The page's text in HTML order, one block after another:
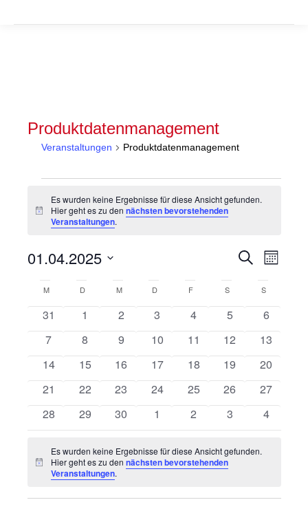
Produktdatenmanagement
Veranstaltungen Produktdatenmanagement
Hinweis
Es wurden keine Ergebnisse für diese Ansicht gefunden.
Hier geht es zu dennächsten bevorstehenden
Veranstaltungen.
Suche
und
Suche
Monat
01.04.2025
wählen.
Kalender
von
Veranstaltungen
M MONTAGD DIENSTAG
MMITTWOCH
D DONNERSTAG
F FREITAGSSAMSTAG
SSONNTAG
0
Veranstaltungen
31
0
Veranstaltungen
1
0
Veranstaltungen
2
0
Veranstaltungen
3
0
Veranstaltungen
4
0
Veranstaltungen
5
0
6
0
Veranstaltungen
7
0
Veranstaltungen
8
0
Veranstaltungen
9
0
Veranstaltungen
10
0
Veranstaltungen
11
0
Veranstaltungen
12
0
13
0
Veranstaltungen
14
0
Veranstaltungen
15
0
Veranstaltungen
16
0
Veranstaltungen
17
0
Veranstaltungen
18
0
Veranstaltungen
19
0
20
0
Veranstaltungen
21
0
Veranstaltungen
22
0
Veranstaltungen
23
0
Veranstaltungen
24
0
Veranstaltungen
25
0
Veranstaltungen
26
0
27
0
Veranstaltungen
28
0
Veranstaltungen
29
0
Veranstaltungen
30
0
Veranstaltungen
1
0
Veranstaltungen
2
0
Veranstaltungen
3
0
4
Hinweis
Es wurden keine Ergebnisse für diese Ansicht gefunden.
Hier geht es zu dennächsten bevorstehenden
Veranstaltungen.